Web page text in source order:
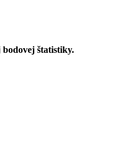
štatistiky.